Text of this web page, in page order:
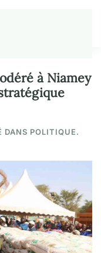
à Niamey
DANS POLITIQUE.